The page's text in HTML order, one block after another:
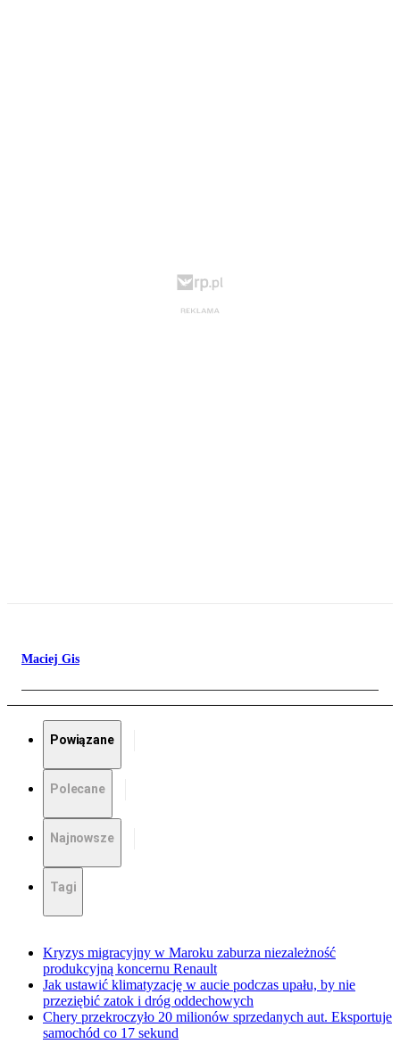
Maciej Gis
Powiązane
Polecane
Najnowsze
Tagi
Kryzys migracyjny w Maroku zaburza niezależność
produkcyjną koncernu Renault
Jak ustawić klimatyzację w aucie podczas upału, by nie
przeziębić zatok i dróg oddechowych
Chery przekroczyło 20 milionów sprzedanych aut. Eksportuje
samochód co 17 sekund